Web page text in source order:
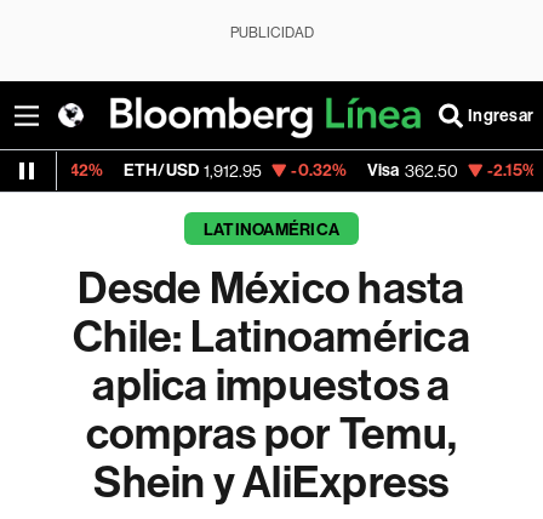
PUBLICIDAD
Ingresar
ETH/USD 1,912.95 -0.32% Visa 362.50 -2.15%
LATINOAMÉRICA
Desde México hasta
Chile: Latinoamérica
aplica impuestos a
compras por Temu,
Shein y AliExpress